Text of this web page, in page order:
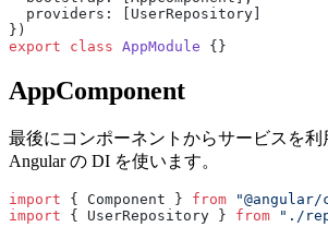
  providers: [UserRepository]
})
export class AppModule {}
AppComponent
最後にコンポーネントからサービスを利
Angular の DI を使います。
import { Component } from "@angular/
import { UserRepository } from "./